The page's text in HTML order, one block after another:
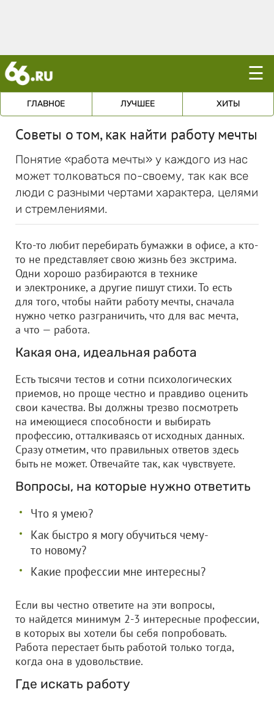
☰
ГЛАВНОЕ ЛУЧШЕЕ ХИТЫ
Советы о том, как найти работу мечты
Понятие «работа мечты» у каждого из нас
может толковаться по-своему, так как все
люди с разными чертами характера, целями
и стремлениями.
Кто-то любит перебирать бумажки в офисе, а кто-
то не представляет свою жизнь без экстрима.
Одни хорошо разбираются в технике
и электронике, а другие пишут стихи. То есть
для того, чтобы найти работу мечты, сначала
нужно четко разграничить, что для вас мечта,
а что — работа.
Какая она, идеальная работа
Есть тысячи тестов и сотни психологических
приемов, но проще честно и правдиво оценить
свои качества. Вы должны трезво посмотреть
на имеющиеся способности и выбирать
профессию, отталкиваясь от исходных данных.
Сразу отметим, что правильных ответов здесь
быть не может. Отвечайте так, как чувствуете.
Вопросы, на которые нужно ответить
Что я умею?
Как быстро я могу обучиться чему-
то новому?
Какие профессии мне интересны?
Если вы честно ответите на эти вопросы,
то найдется минимум 2-3 интересные профессии,
в которых вы хотели бы себя попробовать.
Работа перестает быть работой только тогда,
когда она в удовольствие.
Где искать работу